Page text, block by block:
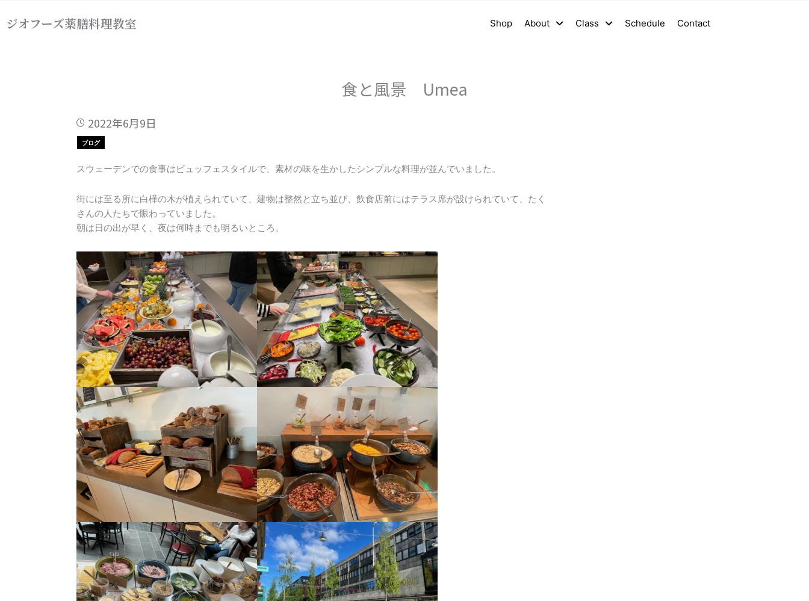
容ジオフーズ薬膳料理教室 Shop About Class Schedule Contact
食と風景 Umea
2022年6月9日
ブログ
スウェーデンでの食事はビュッフェスタイルで、素材の味を生かしたシンプルな料理が並んでいました。
街には至る所に白樺の木が植えられていて、建物は整然と立ち並び、飲食店前にはテラス席が設けられていて、たく
さんの人たちで賑わっていました。
朝は日の出が早く、夜は何時までも明るいところ。